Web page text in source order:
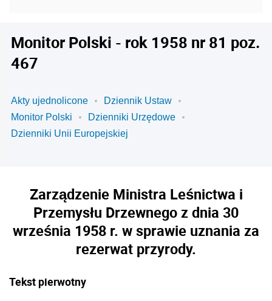
Monitor Polski - rok 1958 nr 81 poz.
467
Akty ujednolicone
Dziennik Ustaw
Monitor Polski
Dzienniki Urzędowe
Dzienniki Unii Europejskiej
Zarządzenie Ministra Leśnictwa i
Przemysłu Drzewnego z dnia 30
września 1958 r. w sprawie uznania za
rezerwat przyrody.
Tekst pierwotny